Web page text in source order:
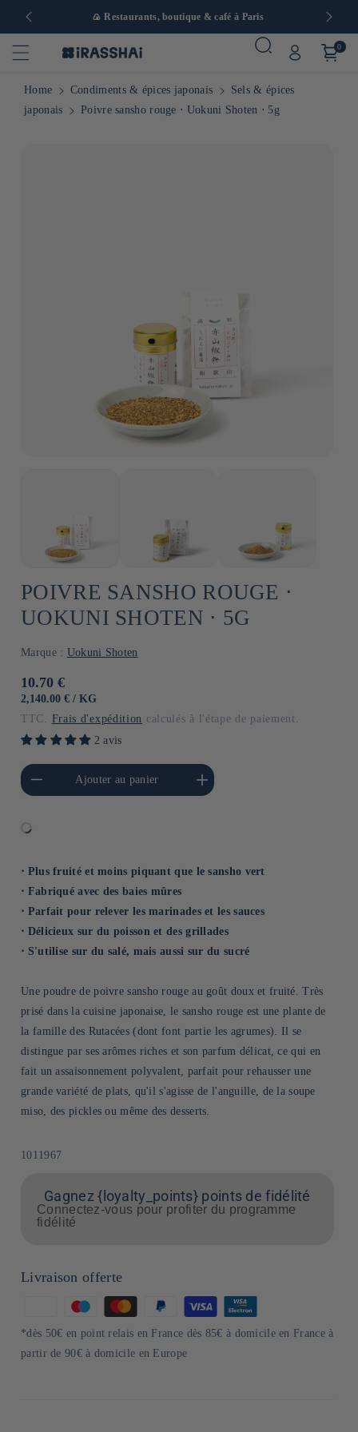
Europe 🍙 Restaurants, boutique & café à Paris
0
Home Condiments & épices japonais
Sels & épices
japonais
Poivre sansho rouge ⋅ Uokuni Shoten ⋅ 5g
POIVRE SANSHO ROUGE ⋅
UOKUNI SHOTEN ⋅ 5G
Marque : Uokuni Shoten
Prix
habituel
10.70 €
PRIX
2,140.00 € / PAR
KG
TTC. Frais d'expédition calculés à l'étape de paiement.
2 avis
quantité de Default
Title
Ajouter au panier
Augmenter la quantité de
Default Title
⋅ Plus fruité et moins piquant que le sansho vert
⋅ Fabriqué avec des baies mûres
⋅ Parfait pour relever les marinades et les sauces
⋅ Délicieux sur du poisson et des grillades
⋅ S'utilise sur du salé, mais aussi sur du sucré
Une poudre de poivre sansho rouge au goût doux et fruité. Très
prisé dans la cuisine japonaise, le sansho rouge est une plante de
la famille des Rutacées (dont font partie les agrumes). Il se
distingue par ses arômes riches et son parfum délicat, ce qui en
fait un assaisonnement polyvalent, parfait pour rehausser une
grande variété de plats, qu'il s'agisse de l'anguille, de la soupe
miso, des pickles ou même des desserts.
SKU:
1011967
Gagnez {loyalty_points} points de fidélité
Connectez-vous pour profiter du programme
fidélité
Livraison offerte
de
paiement
*dès 50€ en point relais en France dès 85€ à domicile en France à
partir de 90€ à domicile en Europe